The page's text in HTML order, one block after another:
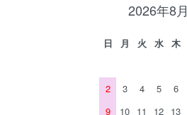
2026年8月
日 月 火 水 木
2
3 4 5 6
9
10 11 12 13